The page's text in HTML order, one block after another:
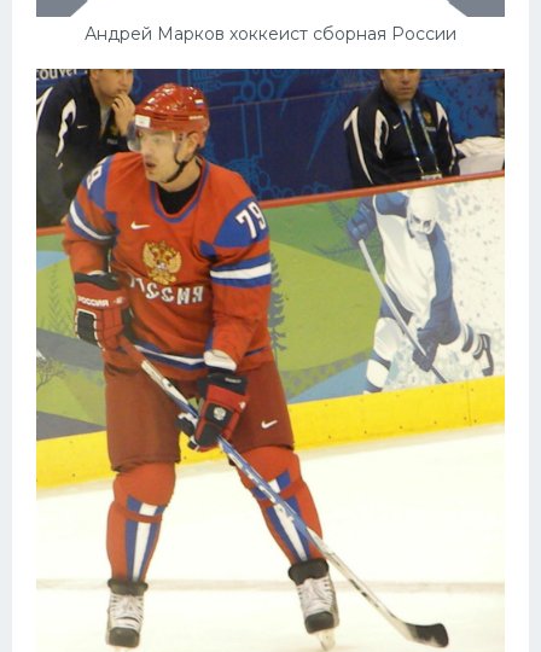
Андрей Марков хоккеист сборная России